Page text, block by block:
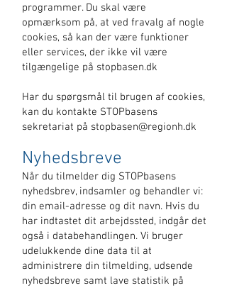
programmer. Du skal være
opmærksom på, at ved fravalg af nogle
cookies, så kan der være funktioner
eller services, der ikke vil være
tilgængelige på stopbasen.dk
Har du spørgsmål til brugen af cookies,
kan du kontakte STOPbasens
sekretariat på stopbasen@regionh.dk
Nyhedsbreve
Når du tilmelder dig STOPbasens
nyhedsbrev, indsamler og behandler vi:
din email-adresse og dit navn. Hvis du
har indtastet dit arbejdssted, indgår det
også i databehandlingen. Vi bruger
udelukkende dine data til at
administrere din tilmelding, udsende
nyhedsbreve samt lave statistik på